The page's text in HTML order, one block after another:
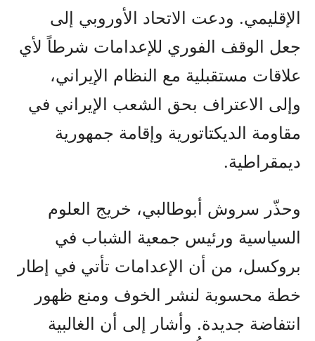
الإقليمي. ودعت الاتحاد الأوروبي إلى
جعل الوقف الفوري للإعدامات شرطاً لأي
علاقات مستقبلية مع النظام الإيراني،
وإلى الاعتراف بحق الشعب الإيراني في
مقاومة الديكتاتورية وإقامة جمهورية
ديمقراطية.
وحذّر سروش أبوطالبي، خريج العلوم
السياسية ورئيس جمعية الشباب في
بروكسل، من أن الإعدامات تأتي في إطار
خطة محسوبة لنشر الخوف ومنع ظهور
انتفاضة جديدة. وأشار إلى أن الغالبية